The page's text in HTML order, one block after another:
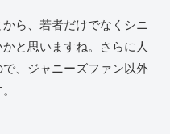
ら、若者だけでなくシニ
と思いますね。さらに人
、ジャニーズファン以外